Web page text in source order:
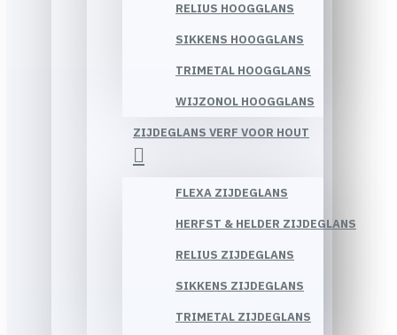
RELIUS HOOGGLANS
SIKKENS HOOGGLANS
TRIMETAL HOOGGLANS
WIJZONOL HOOGGLANS
ZIJDEGLANS VERF VOOR HOUT
FLEXA ZIJDEGLANS
HERFST & HELDER ZIJDEGLANS
RELIUS ZIJDEGLANS
SIKKENS ZIJDEGLANS
TRIMETAL ZIJDEGLANS